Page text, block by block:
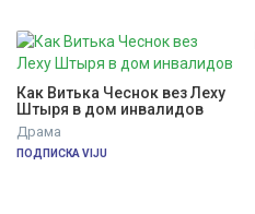
Как Витька Чеснок вез Леху
Штыря в дом инвалидов
Драма
ПОДПИСКА VIJU